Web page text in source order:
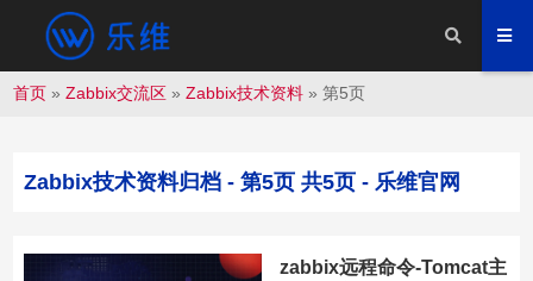
首页 »Zabbix交流区 »Zabbix技术资料 »第5页
Zabbix技术资料归档 - 第5页 共5页 - 乐维官网
zabbix远程命令-Tomcat主